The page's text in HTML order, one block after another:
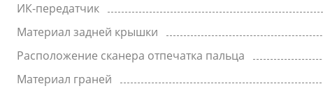
ИК-передатчик
Материал задней крышки
Расположение сканера отпечатка пальца
Материал граней